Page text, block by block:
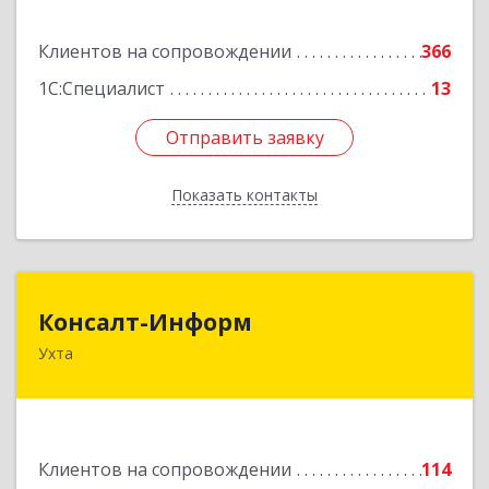
Клиентов на сопровождении
366
1С:Специалист
13
Отправить заявку
Показать контакты
Отправить заявку
Назад
Консалт-Информ
Ухта
Клиентов на сопровождении
114
169300, Коми Респ, Ухта г, Строителей пр-д 1, 2